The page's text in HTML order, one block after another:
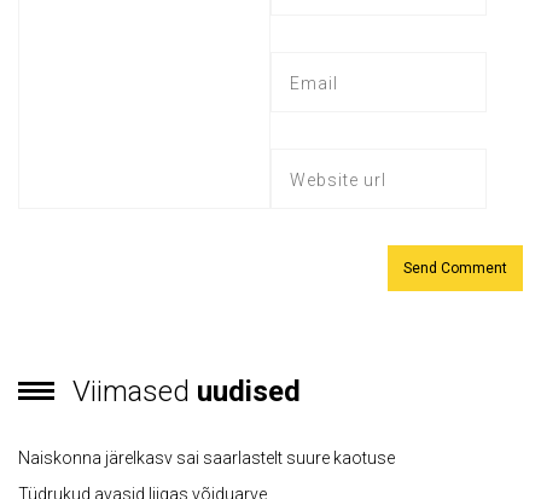
Viimased uudised
Naiskonna järelkasv sai saarlastelt suure kaotuse
Tüdrukud avasid liigas võiduarve